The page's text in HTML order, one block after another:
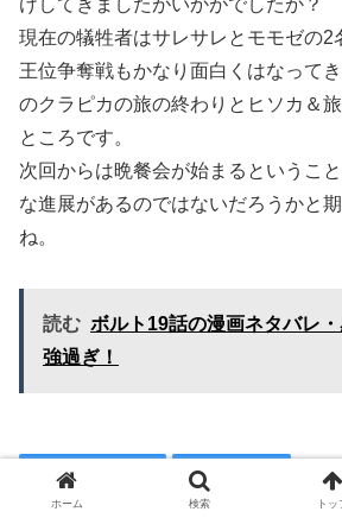
けしてきましたがいかがでしたか？
現在の犠牲者はサレサレとモモゼの2
王位争奪戦もかなり面白くはなって
のクラピカの旅の終わりとヒソカ＆
ところです。
次回からは晩餐会が始まるというこ
な進展があるのではないだろうかと
ね。
読む ボルト19話の漫画ネタバレ
強過ぎ！
ハンターハンター 少年ジャンプ
ホーム 検索 トッ